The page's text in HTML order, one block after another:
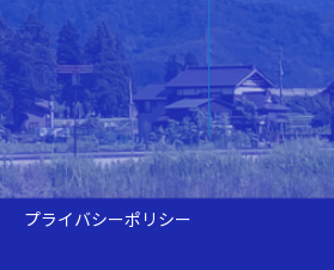
プライバシーポリシー